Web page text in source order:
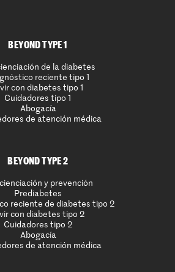
BEYOND TYPE 1
de la diabetes
reciente tipo 1
con diabetes tipo 1
Cuidadores tipo 1
Abogacía
de atención médica
BEYOND TYPE 2
y prevención
Prediabetes
reciente de diabetes tipo 2
con diabetes tipo 2
Cuidadores tipo 2
Abogacía
de atención médica